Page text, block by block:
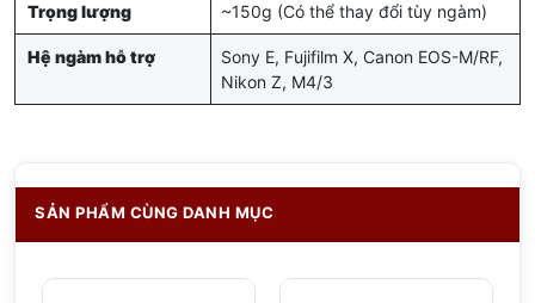
Trọng lượng ~150g (Có thể thay đổi tùy ngàm)
Hệ ngàm hỗ trợ
Sony E, Fujifilm X, Canon EOS-M/RF,
Nikon Z, M4/3
SẢN PHẨM CÙNG DANH MỤC